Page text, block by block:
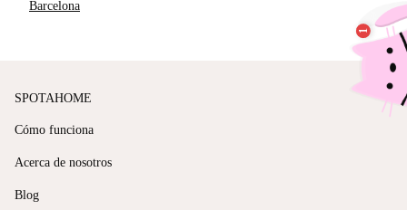
Barcelona
SPOTAHOME
Cómo funciona
Acerca de nosotros
Blog